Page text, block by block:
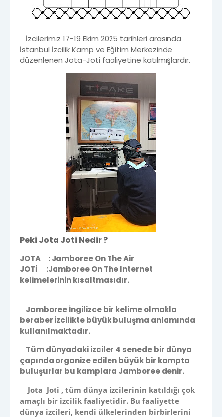
İzcilerimiz 17-19 Ekim 2025 tarihleri arasında
İstanbul İzcilik Kamp ve Eğitim Merkezinde
düzenlenen Jota-Joti faaliyetine katılmışlardır.
Peki Jota Joti Nedir ?
JOTA : Jamboree On The Air
JOTİ
:Jamboree On The Internet
kelimelerinin kısaltmasıdır.
Jamboree İngilizce bir kelime olmakla
beraber İzcilikte büyük buluşma anlamında
kullanılmaktadır.
Tüm dünyadaki izciler 4 senede bir dünya
çapında organize edilen büyük bir kampta
buluşurlar bu kamplara Jamboree denir.
Jota Joti , tüm dünya izcilerinin katıldığı çok
amaçlı bir izcilik faaliyetidir. Bu faaliyette
dünya izcileri, kendi ülkelerinden birbirlerini